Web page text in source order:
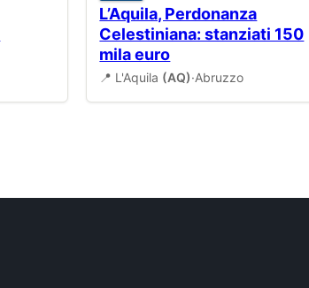
L’Aquila, Perdonanza
Celestiniana: stanziati 150
mila euro
📍 L'Aquila (AQ)·Abruzzo